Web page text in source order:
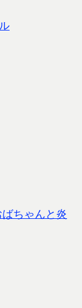
ちゃんと炎